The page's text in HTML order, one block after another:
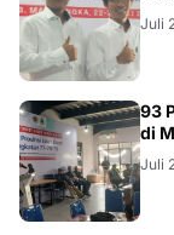
Juli
93
di
Juli